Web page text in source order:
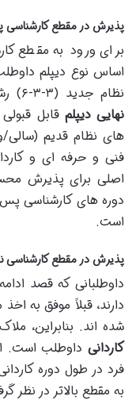
پذیرش در مقطع کارشناسی
برای ورود به مقطع
اساس نوع دیپلم
نظام جدید (۳-۳-۶) رشته های نظری، باید دارای
نهایی دیپلم قابل
فنی و حرفه ای و
اصلی برای پذیرش
دوره های کارشناسی پس
است.
پذیرش در مقطع کارشناسی
داوطلبانی که قصد
دارند، قبلاً موفق به
شده اند. بنابراین،
کاردانی داوطلب است.
فرد در طول دوره
به مقطع بالاتر در نظر